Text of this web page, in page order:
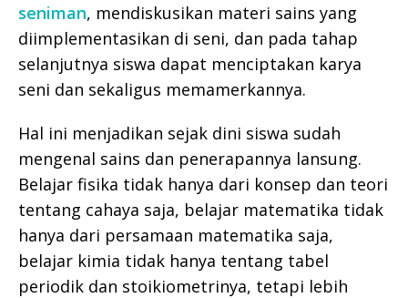
seniman, mendiskusikan materi sains yang
diimplementasikan di seni, dan pada tahap
selanjutnya siswa dapat menciptakan karya
seni dan sekaligus memamerkannya.
Hal ini menjadikan sejak dini siswa sudah
mengenal sains dan penerapannya lansung.
Belajar fisika tidak hanya dari konsep dan teori
tentang cahaya saja, belajar matematika tidak
hanya dari persamaan matematika saja,
belajar kimia tidak hanya tentang tabel
periodik dan stoikiometrinya, tetapi lebih